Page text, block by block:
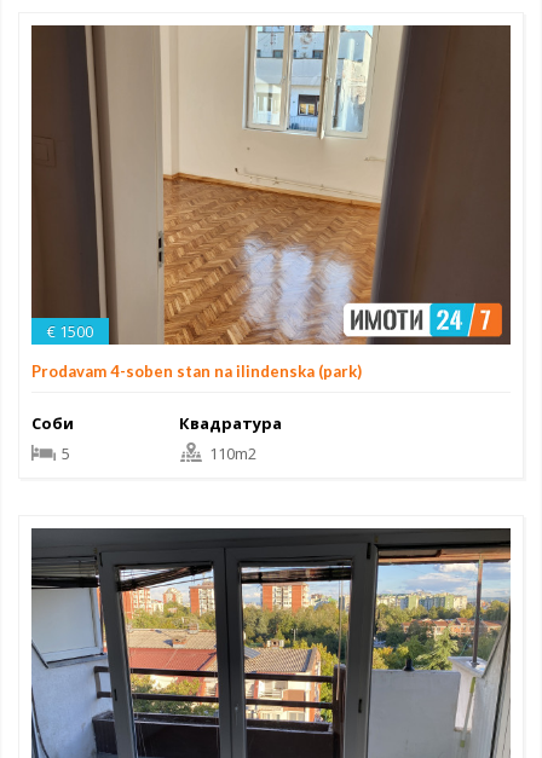
€ 1500
Prodavam 4-soben stan na ilindenska (park)
Соби
5
Квадратура
110m2